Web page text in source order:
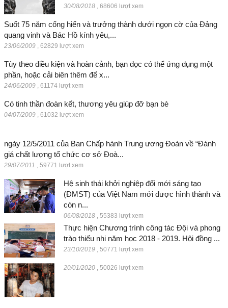
30/08/2018 68606 lượt xem
Suốt 75 năm cống hiến và trưởng thành dưới ngọn cờ của Đảng
quang vinh và Bác Hồ kính yêu,...
23/06/2009 62829 lượt xem
Tùy theo điều kiện và hoàn cảnh, bạn đọc có thể ứng dụng một
phần, hoặc cải biên thêm để x...
24/06/2009 61174 lượt xem
Có tinh thần đoàn kết, thương yêu giúp đỡ bạn bè
04/07/2009 61032 lượt xem
ngày 12/5/2011 của Ban Chấp hành Trung ương Đoàn về “Đánh
giá chất lượng tổ chức cơ sở Đoà...
29/07/2011 59771 lượt xem
Hệ sinh thái khởi nghiệp đổi mới sáng tạo
(ĐMST) của Việt Nam mới được hình thành và
còn n...
06/08/2018 55383 lượt xem
Thực hiện Chương trình công tác Đội và phong
trào thiếu nhi năm học 2018 - 2019. Hội đồng ...
23/10/2019 50771 lượt xem
20/01/2020 50026 lượt xem